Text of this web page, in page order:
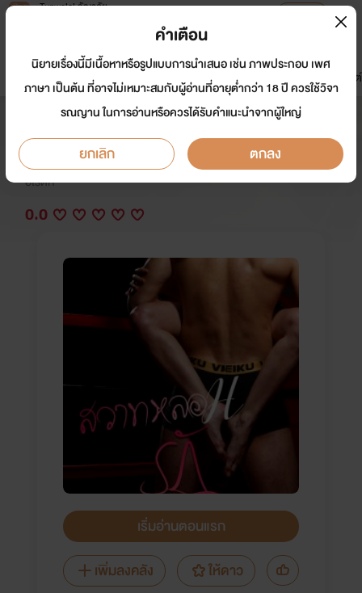
Tunwalai ธัญวลัย
หน้าแรก นิยาย อีบุ๊ก การ์ตูน
มาใหม่
ดรีมแชท ธัญลิสต์
สวามหลอมรัก
นักเขียน: ญาตา/ ซูฝ่า
อีโรติก
0.0
เริ่มอ่านตอนแรก
เพิ่มลงคลัง
ให้ดาว
คำเตือน
นิยายเรื่องนี้มีเนื้อหาหรือรูปแบบการนำเสนอ เช่น ภาพประกอบ เพศ
ภาษา เป็นต้น ที่อาจไม่เหมาะสมกับผู้อ่านที่อายุต่ำกว่า 18 ปี ควรใช้วิจา
รณญาน ในการอ่านหรือควรได้รับคำแนะนำจากผู้ใหญ่
ยกเลิก ตกลง